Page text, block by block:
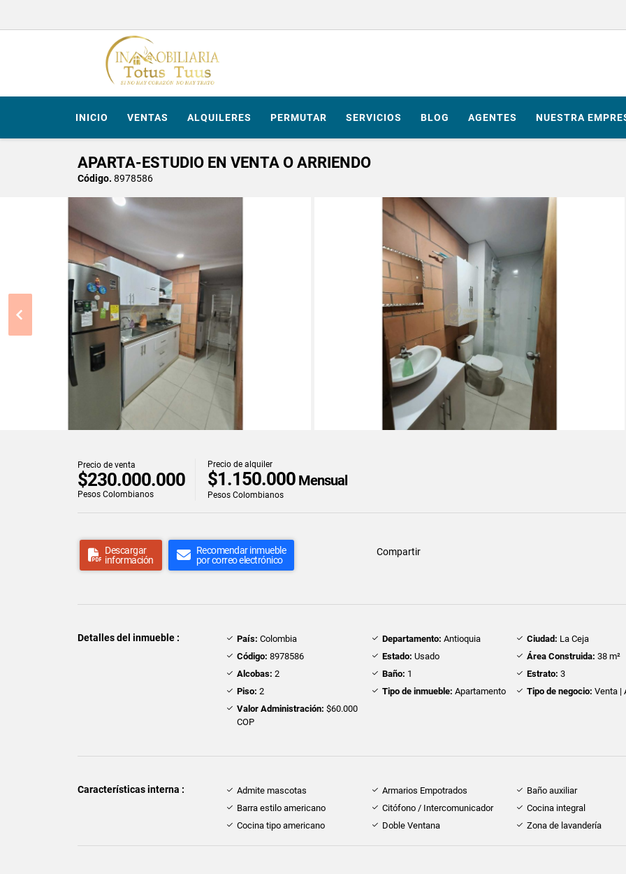
INICIO VENTAS ALQUILERES PERMUTAR SERVICIOS BLOG AGENTES NUESTRA
APARTA-ESTUDIO EN VENTA O ARRIENDO
Código. 8978586
Precio de venta
$230.000.000
Pesos Colombianos
Precio de alquiler
$1.150.000 Mensual
Pesos Colombianos
Descargar
información
Recomendar inmueble
por correo electrónico
Compartir
Detalles del inmueble : País: Colombia Departamento: Antioquia Ciudad: La Ceja
Código: 8978586 Estado: Usado Área Construida: 38 m²
Alcobas: 2 Baño: 1 Estrato: 3
Piso: 2 Tipo de inmueble: Apartamento Tipo de negocio: Venta |
Valor Administración: $60.000
COP
Características interna : Admite mascotas Armarios Empotrados
Baño auxiliar
Barra estilo americano
Citófono / Intercomunicador
Cocina integral
Cocina tipo americano
Doble Ventana Zona de lavandería